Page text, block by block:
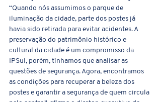
“Quando nós assumimos o parque de
iluminação da cidade, parte dos postes já
havia sido retirada para evitar acidentes. A
preservação do patrimônio histórico e
cultural da cidade é um compromisso da
IPSul, porém, tínhamos que analisar as
questões de segurança. Agora, encontramos
as condições para recuperar a beleza dos
postes e garantir a segurança de quem circula